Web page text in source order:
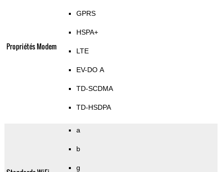
Propriétés Modem
GPRS
HSPA+
LTE
EV-DO A
TD-SCDMA
TD-HSDPA
a
b
g